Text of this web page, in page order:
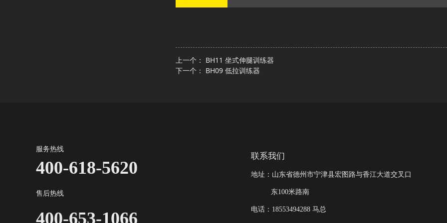
上一个： BH11 坐式伸腿训练器
下一个： BH09 低拉训练器
服务热线
400-618-5620
售后热线
400-653-1066
联系我们
地址：山东省德州市宁津县宏图路与香江大道交叉口
东100米路南
电话：18553494288 马总